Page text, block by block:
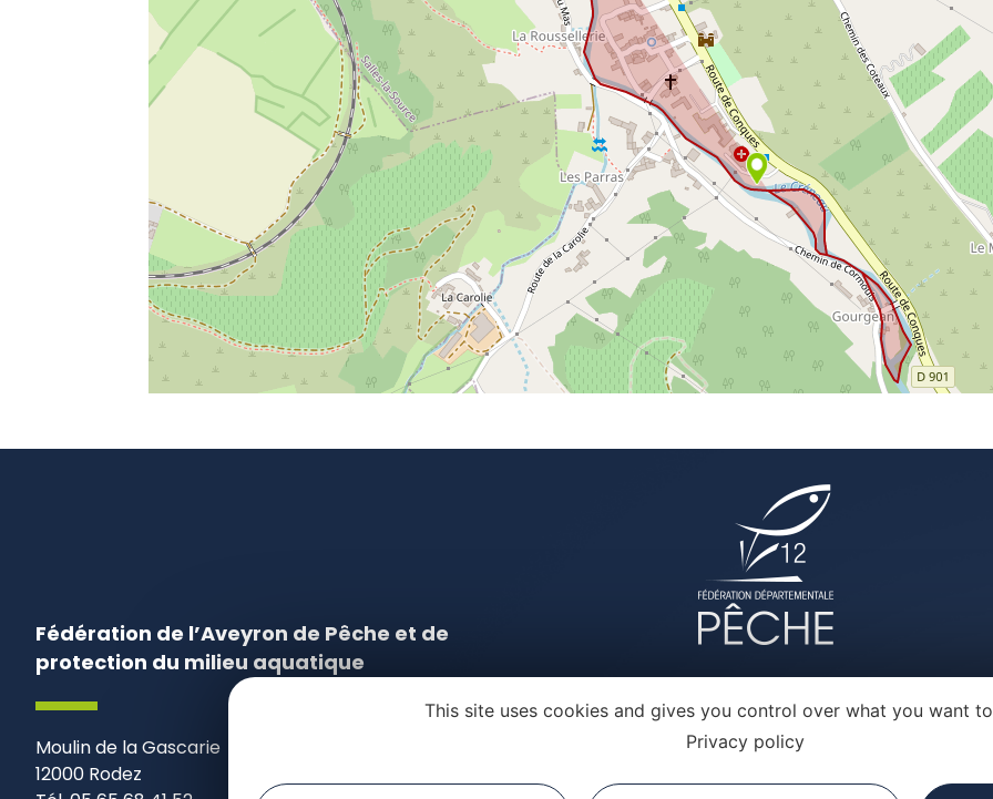
Fédération de l’Aveyron de Pêche et de
protection du milieu aquatique
Moulin de la Gascarie
12000 Rodez
This site uses cookies and gives you control over what you want
Privacy policy